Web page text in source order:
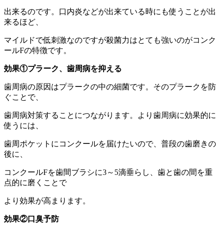
出来るのです。口内炎などが出来ている時にも使うことが出
来るほど、
マイルドで低刺激なのですが殺菌力はとても強いのがコンク
ールFの特徴です。
効果①プラーク、歯周病を抑える
歯周病の原因はプラークの中の細菌です。そのプラークを防
ぐことで、
歯周病対策することにつながります。より歯周病に効果的に
使うには、
歯周ポケットにコンクールを届けたいので、普段の歯磨きの
後に、
コンクールFを歯間ブラシに3～5滴垂らし、歯と歯の間を重
点的に磨くことで
より効果が高まります。
効果②口臭予防